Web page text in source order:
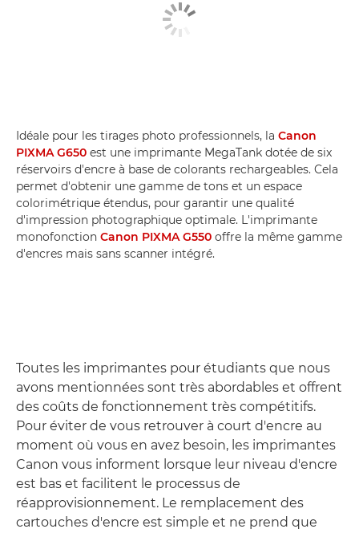
Idéale pour les tirages photo professionnels, la Canon
PIXMA G650 est une imprimante MegaTank dotée de six
réservoirs d'encre à base de colorants rechargeables. Cela
permet d'obtenir une gamme de tons et un espace
colorimétrique étendus, pour garantir une qualité
d'impression photographique optimale. L'imprimante
monofonction Canon PIXMA G550 offre la même gamme
d'encres mais sans scanner intégré.
Toutes les imprimantes pour étudiants que nous
avons mentionnées sont très abordables et offrent
des coûts de fonctionnement très compétitifs.
Pour éviter de vous retrouver à court d'encre au
moment où vous en avez besoin, les imprimantes
Canon vous informent lorsque leur niveau d'encre
est bas et facilitent le processus de
réapprovisionnement. Le remplacement des
cartouches d'encre est simple et ne prend que